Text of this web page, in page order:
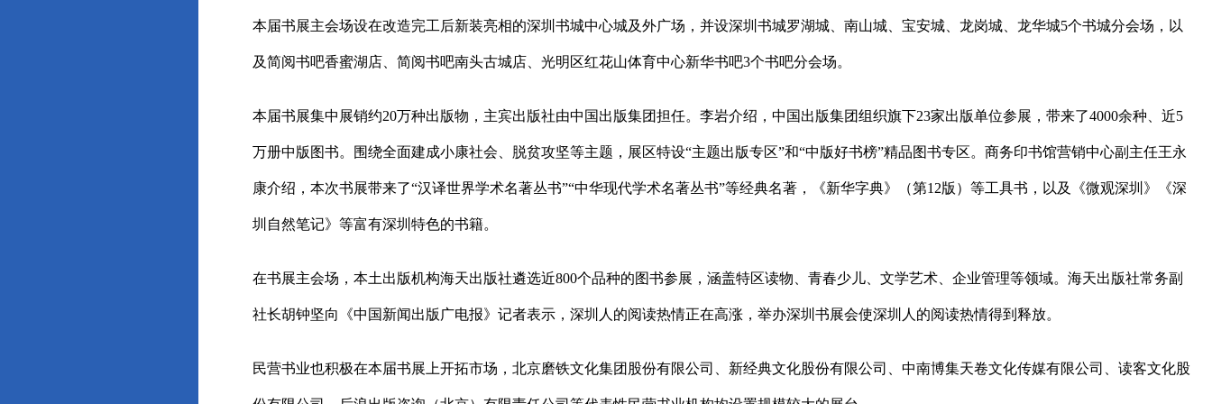
本届书展主会场设在改造完工后新装亮相的深圳书城中心城及外广场，并设深圳书城罗湖城、南山城、宝安城、龙岗城、龙华城5个书城分会场，以
及简阅书吧香蜜湖店、简阅书吧南头古城店、光明区红花山体育中心新华书吧3个书吧分会场。
本届书展集中展销约20万种出版物，主宾出版社由中国出版集团担任。李岩介绍，中国出版集团组织旗下23家出版单位参展，带来了4000余种、近5
万册中版图书。围绕全面建成小康社会、脱贫攻坚等主题，展区特设“主题出版专区”和“中版好书榜”精品图书专区。商务印书馆营销中心副主任王永
康介绍，本次书展带来了“汉译世界学术名著丛书”“中华现代学术名著丛书”等经典名著，《新华字典》（第12版）等工具书，以及《微观深圳》《深
圳自然笔记》等富有深圳特色的书籍。
在书展主会场，本土出版机构海天出版社遴选近800个品种的图书参展，涵盖特区读物、青春少儿、文学艺术、企业管理等领域。海天出版社常务副
社长胡钟坚向《中国新闻出版广电报》记者表示，深圳人的阅读热情正在高涨，举办深圳书展会使深圳人的阅读热情得到释放。
民营书业也积极在本届书展上开拓市场，北京磨铁文化集团股份有限公司、新经典文化股份有限公司、中南博集天卷文化传媒有限公司、读客文化股